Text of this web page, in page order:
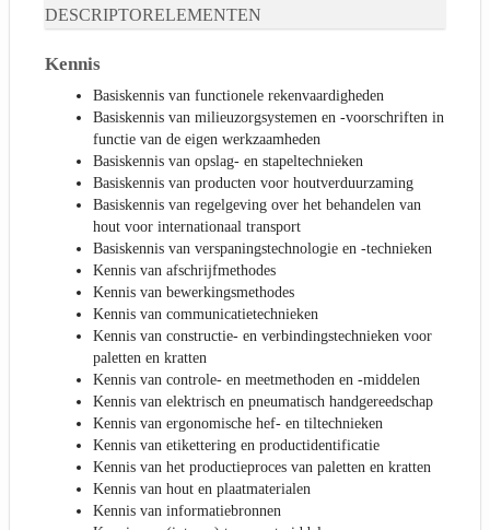
DESCRIPTORELEMENTEN
Kennis
Basiskennis van functionele rekenvaardigheden
Basiskennis van milieuzorgsystemen en -voorschriften in
functie van de eigen werkzaamheden
Basiskennis van opslag- en stapeltechnieken
Basiskennis van producten voor houtverduurzaming
Basiskennis van regelgeving over het behandelen van
hout voor internationaal transport
Basiskennis van verspaningstechnologie en -technieken
Kennis van afschrijfmethodes
Kennis van bewerkingsmethodes
Kennis van communicatietechnieken
Kennis van constructie- en verbindingstechnieken voor
paletten en kratten
Kennis van controle- en meetmethoden en -middelen
Kennis van elektrisch en pneumatisch handgereedschap
Kennis van ergonomische hef- en tiltechnieken
Kennis van etikettering en productidentificatie
Kennis van het productieproces van paletten en kratten
Kennis van hout en plaatmaterialen
Kennis van informatiebronnen